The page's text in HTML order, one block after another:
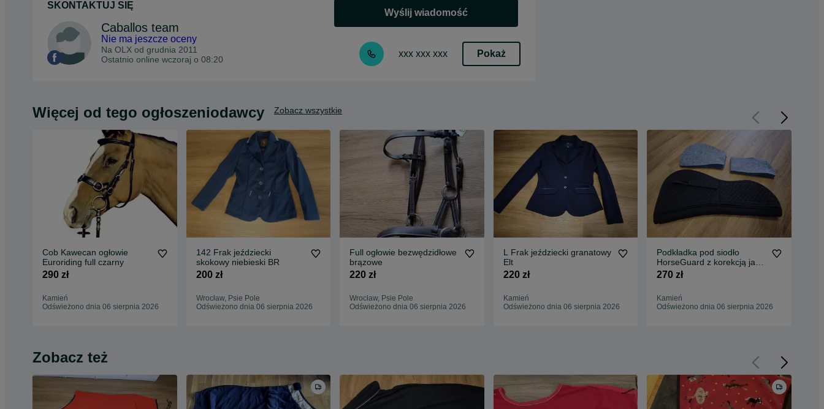
SKONTAKTUJ SIĘ
Caballos team
Nie ma jeszcze oceny
Na OLX od grudnia 2011
Ostatnio online wczoraj o 08:20
Wyślij wiadomość
xxx xxx xxx Pokaż
Więcej od tego ogłoszeniodawcy Zobacz wszystkie
Cob Kawecan ogłowie
Euroriding full czarny
290 zł
Kamień
Odświeżono dnia 06 sierpnia 2026
142 Frak jeździecki
skokowy niebieski BR
200 zł
Wrocław, Psie Pole
Odświeżono dnia 06 sierpnia 2026
Full ogłowie bezwędzidłowe
brązowe
220 zł
Wrocław, Psie Pole
Odświeżono dnia 06 sierpnia 2026
L Frak jeździecki granatowy
Elt
220 zł
Kamień
Odświeżono dnia 06 sierpnia 2026
Podkładka pod siodło
HorseGuard z korekcją jak
Mattes
270 zł
Kamień
Odświeżono dnia 06 sierpnia 2026
Zobacz też